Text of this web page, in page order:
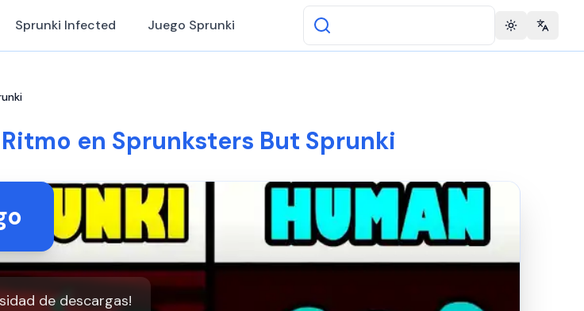
Sprunki Infected Juego Sprunki Toggle theme
en Sprunksters But Sprunki
de descargas!